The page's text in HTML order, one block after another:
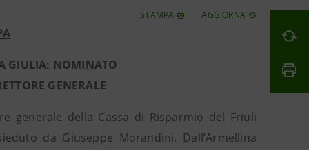
STAMPA AGGIORNA
GIULIA: NOMINATO
GENERALE
generale della Cassa di Risparmio del Friuli
da Giuseppe Morandini. Dall’Armellina